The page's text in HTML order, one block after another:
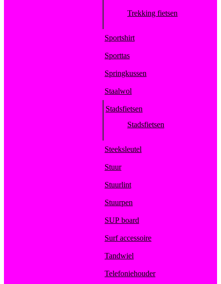
Trekking fietsen
Sportshirt
Sporttas
Springkussen
Staalwol
Stadsfietsen
Stadsfietsen
Steeksleutel
Stuur
Stuurlint
Stuurpen
SUP board
Surf accessoire
Tandwiel
Telefoniehouder